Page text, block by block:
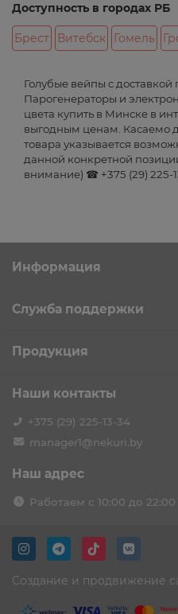
Доступность в городах РБ
Брест Витебск Гомель
Голубые вейпы с доставкой
Парогенераторы и
цвета купить в Минске в
выгодным ценам. Касаемо
товара указывается
данной конкретной
внимание) ☎ +375 (29) 225-
Информация
Служба поддержки
Продукция
Наши контакты
+375 (29) 225-13-34
manager1@nekuri.by
Наш адрес
Работаем с 10:00 до 22:00
Создание и продвижение